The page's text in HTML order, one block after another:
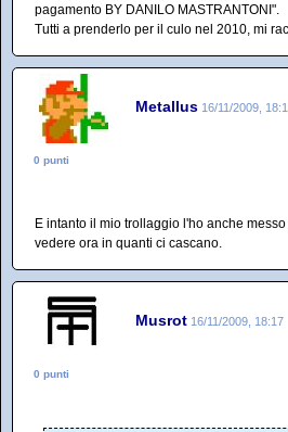
pagamento BY DANILO MASTRANTONI".
Tutti a prenderlo per il culo nel 2010, mi
Metallus 16/11/2009,
0 punti
E intanto il mio trollaggio l'ho anche
vedere ora in quanti ci cascano.
Musrot 16/11/2009, 18:17
0 punti